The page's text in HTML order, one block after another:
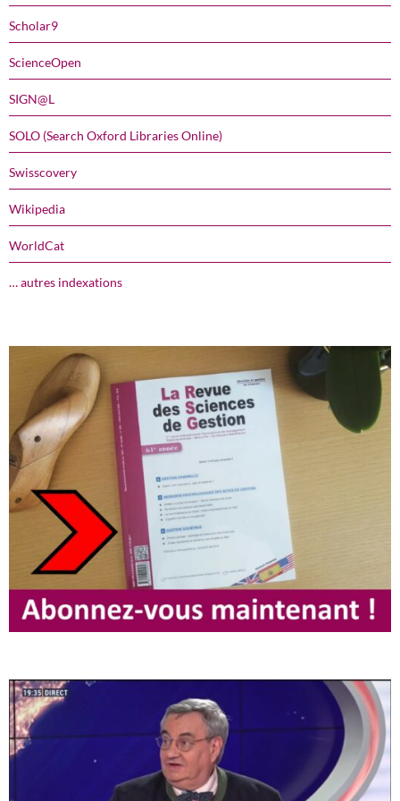
Scholar9
ScienceOpen
SIGN@L
SOLO (Search Oxford Libraries Online)
Swisscovery
Wikipedia
WorldCat
… autres indexations